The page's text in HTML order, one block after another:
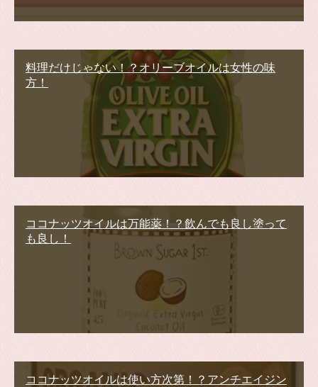
料理だけじゃない！？オリーブオイルは女性の味
方！
ココナッツオイルは万能薬！？飲んでも良し塗って
も良し！
ココナッツオイルは使い方次第！？アンチエイジン